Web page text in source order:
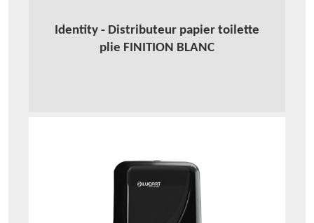
Identity - Distributeur papier toilette
plie FINITION BLANC